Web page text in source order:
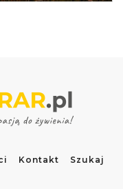
Kontakt Szukaj